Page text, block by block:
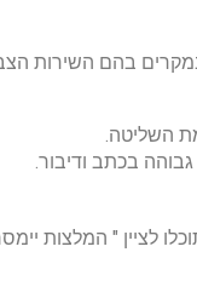
בהם השירות
השליטה.
בכתב ודיבור.
לציין " המלצות